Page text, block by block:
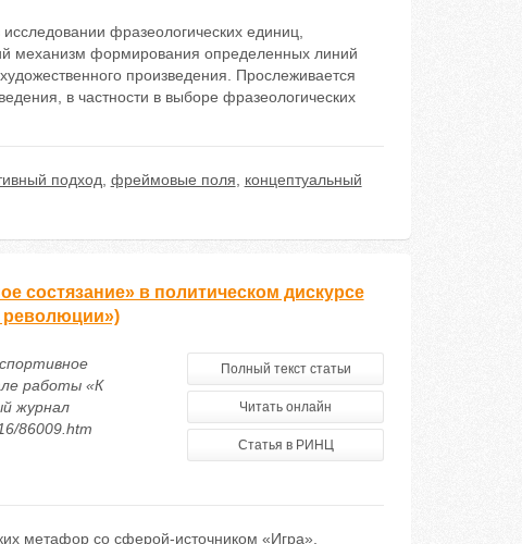
фразеологических единиц,
механизм формирования определенных линий
произведения. Прослеживается
в частности в выборе фразеологических
подход фреймовые поля
концептуальный
состязание» в политическом дискурсе
революции»)
работы «К
журнал
86009.htm
Полный текст статьи
Читать онлайн
Статья в РИНЦ
метафор со сферой-источником «Игра»,